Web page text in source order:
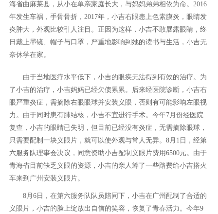
海省曲麻莱县，从小在单亲家庭长大，与妈妈弟弟相依为命。2016
年发生车祸，手骨骨折，2017年，小吉右眼患上色素膜炎，眼睛发
炎肿大，外观比较引人注目。正因为这样，小吉不敢展露眼睛，终
日戴上墨镜、帽子与口罩，严重地影响到她的读书与生活，小吉无
奈休学在家。
由于当地医疗水平低下，小吉的眼疾无法得到有效的治疗。为
了小吉的治疗，小吉妈妈已经欠债累累。后来经医院诊断，小吉右
眼严重炎症，需摘除右眼眼球并安装义眼，否则有可能影响左眼视
力。由于同时患有肺结核，小吉不宜进行手术。今年7月份经医院
复查，小吉的眼睛已失明，但目前已经没有炎症，无需摘除眼球，
只需要配制一块义眼片，就可以使外观与常人无异。8月1日，经第
六服务队理事会决议，同意资助小吉配制义眼片费用6500元。由于
青海省目前缺乏义眼的资源，小吉的亲人筹了一些路费给小吉搭火
车来到广州安装义眼片。
8月6日，在第六服务队队员陪同下，小吉在广州配制了合适的
义眼片，小吉的脸上绽放出自信的笑容，恢复了青春活力。今年9